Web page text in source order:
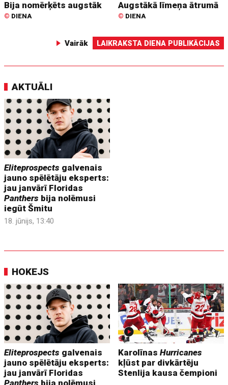
Bija nomērķēts augstāk
© DIENA
Augstākā līmeņa ātrumā
© DIENA
Vairāk LAIKRAKSTA DIENA PUBLIKĀCIJAS
AKTUĀLI
Eliteprospects galvenais
jauno spēlētāju eksperts:
jau janvārī Floridas
Panthers bija nolēmusi
iegūt Šmitu
18. jūnijs, 13:40
HOKEJS
Eliteprospects galvenais
jauno spēlētāju eksperts:
jau janvārī Floridas
Panthers bija nolēmusi
KarolīnasHurricanes
kļūst par divkārtēju
Stenlija kausa čempioni